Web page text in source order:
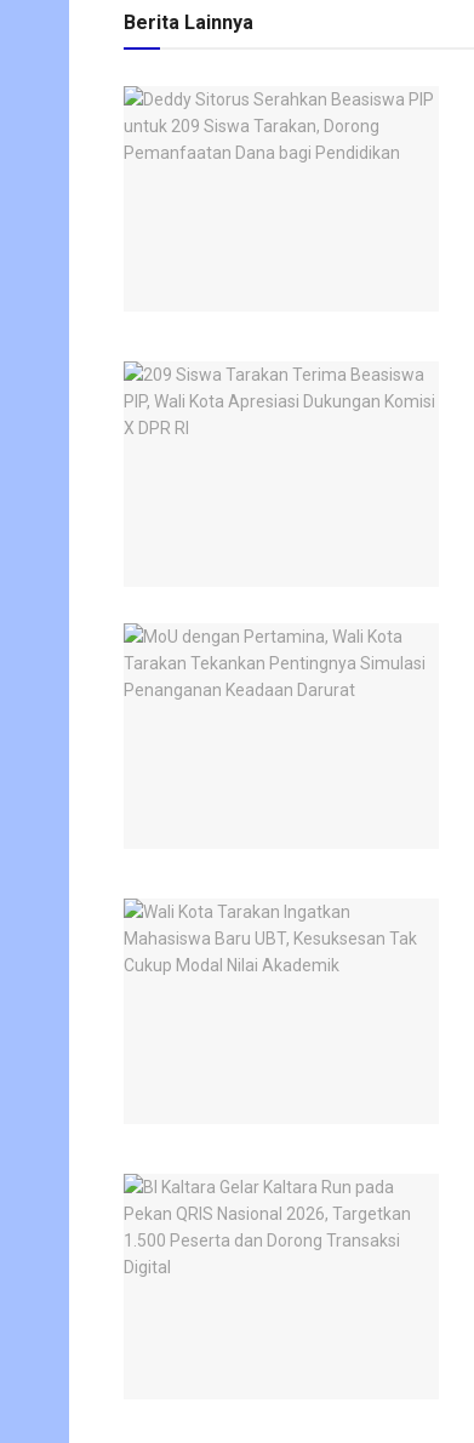
Berita Lainnya